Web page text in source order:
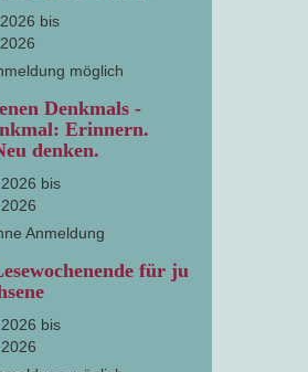
bis
möglich
Denkmals -
Erinnern.
denken.
bis
Anmeldung
für ju
bis